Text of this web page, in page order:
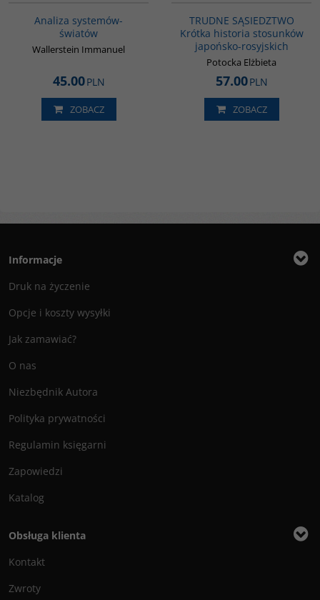
Analiza systemów-
światów
Wallerstein Immanuel
45.00PLN
ZOBACZ
TRUDNE SĄSIEDZTWO
Krótka historia stosunków
japońsko-rosyjskich
Potocka Elżbieta
57.00PLN
ZOBACZ
Informacje
Druk na życzenie
Opcje i koszty wysyłki
Jak zamawiać?
O nas
Niezbędnik Autora
Polityka prywatności
Regulamin księgarni
Zapowiedzi
Katalog
Obsługa klienta
Kontakt
Zwroty